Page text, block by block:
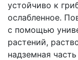
устойчиво к
ослабленное.
с помощью
растений,
надземная